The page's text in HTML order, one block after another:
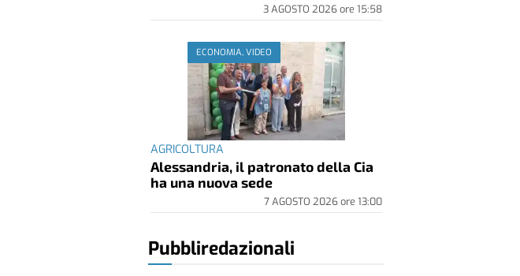
3 AGOSTO 2026ore 15:58
ECONOMIA, VIDEO
AGRICOLTURA
Alessandria, il patronato della Cia
ha una nuova sede
7 AGOSTO 2026ore 13:00
Pubbliredazionali